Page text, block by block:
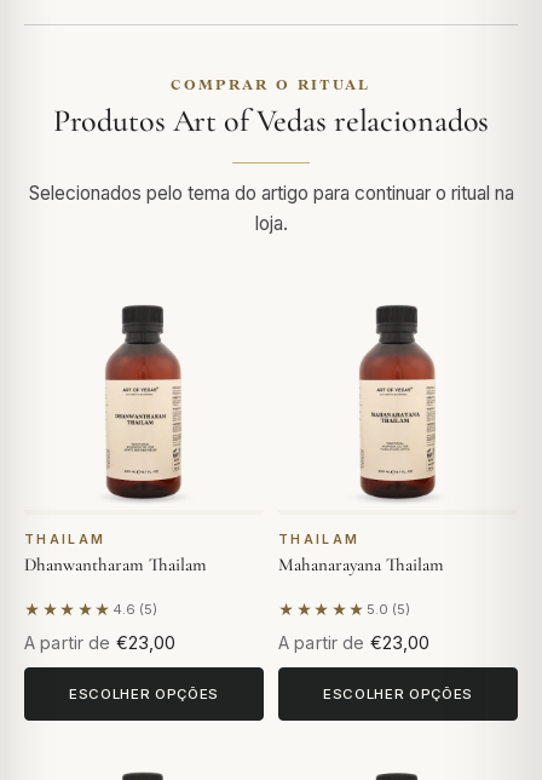
COMPRAR O RITUAL
Produtos Art of Vedas relacionados
Selecionados pelo tema do artigo para continuar o ritual na
loja.
THAILAM
Dhanwantharam Thailam
★★★★★ 4.6 (5)
Com base em 5 avaliações
A partir de €23,00
ESCOLHER OPÇÕES
THAILAM
Mahanarayana Thailam
★★★★★ 5.0 (5)
Com base em 5 avaliações
A partir de €23,00
ESCOLHER OPÇÕES